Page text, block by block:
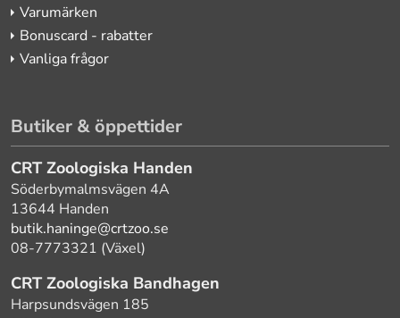
Varumärken
Bonuscard - rabatter
Vanliga frågor
Butiker & öppettider
CRT Zoologiska Handen
Söderbymalmsvägen 4A
13644 Handen
butik.haninge@crtzoo.se
08-7773321 (Växel)
CRT Zoologiska Bandhagen
Harpsundsvägen 185